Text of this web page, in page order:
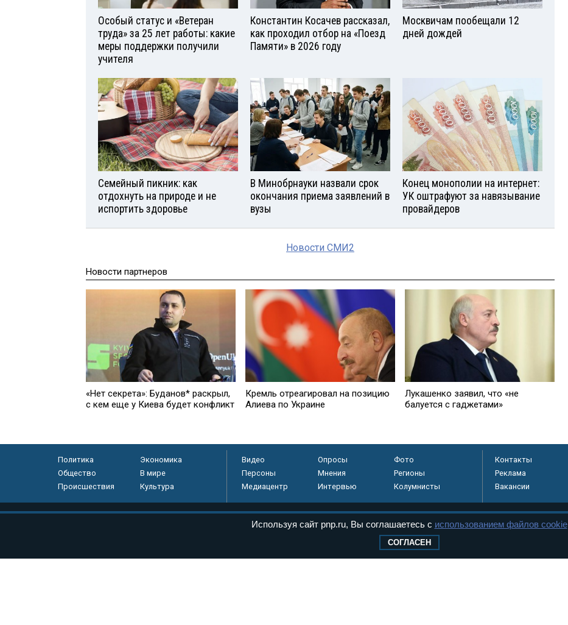
Особый статус и «Ветеран
труда» за 25 лет работы: какие
меры поддержки получили
учителя
Константин Косачев рассказал,
как проходил отбор на «Поезд
Памяти» в 2026 году
Москвичам пообещали 12
дней дождей
Семейный пикник: как
отдохнуть на природе и не
испортить здоровье
В Минобрнауки назвали срок
окончания приема заявлений в
вузы
Конец монополии на интернет:
УК оштрафуют за навязывание
провайдеров
Новости СМИ2
Новости партнеров
«Нет секрета»: Буданов* раскрыл,
с кем еще у Киева будет конфликт
Кремль отреагировал на позицию
Алиева по Украине
Лукашенко заявил, что «не
балуется с гаджетами»
Политика
Экономика
Общество
В мире
Происшествия
Культура
Видео Опросы
Фото
Персоны
Мнения
Регионы
Медиацентр
Интервью Колумнисты
Контакты
Реклама
Вакансии
массовых коммуникаций (Роскомнадзор) 05 августа 2011 года. 18+
Используя сайт pnp.ru, Вы соглашаетесь с использованием файлов cookie
СОГЛАСЕН